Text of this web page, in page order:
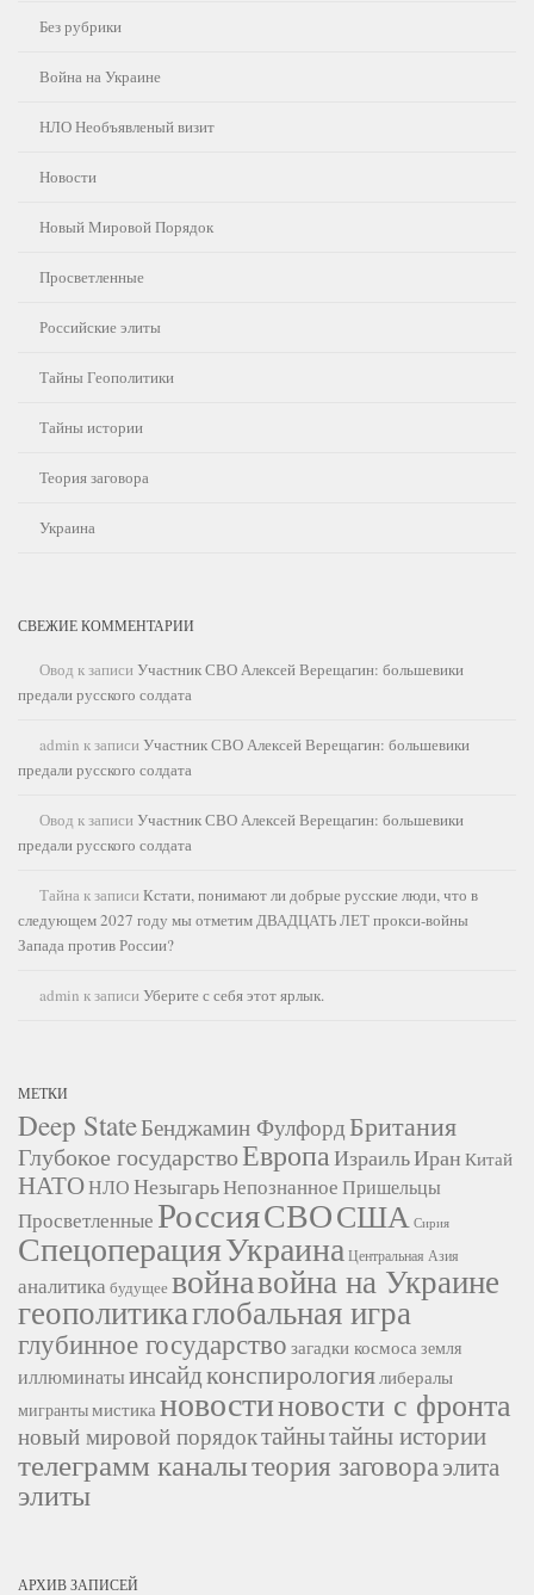
Без рубрики
Война на Украине
НЛО Необъявленый визит
Новости
Новый Мировой Порядок
Просветленные
Российские элиты
Тайны Геополитики
Тайны истории
Теория заговора
Украина
СВЕЖИЕ КОММЕНТАРИИ
Овод к записи Участник СВО Алексей Верещагин: большевики
предали русского солдата
admin к записи Участник СВО Алексей Верещагин: большевики
предали русского солдата
Овод к записи Участник СВО Алексей Верещагин: большевики
предали русского солдата
Тайна к записи Кстати, понимают ли добрые русские люди, что в
следующем 2027 году мы отметим ДВАДЦАТЬ ЛЕТ прокси-войны
Запада против России?
admin к записи Уберите с себя этот ярлык.
МЕТКИ
Deep StateБенджамин ФулфордБритания
Глубокое государствоЕвропаИзраильИран Китай
НАТОНЛОНезыгарьНепознанноеПришельцы
Просветленные РоссияСВОСША Сирия
СпецоперацияУкраина Центральная Азия
аналитика будущеевойнавойна на Украине
геополитикаглобальная игра
глубинное государство загадки космоса земля
иллюминатыинсайдконспирологиялибералы
мигрантымистика новостиновости с фронта
новый мировой порядоктайнытайны истории
телеграмм каналытеория заговораэлита
элиты
АРХИВ ЗАПИСЕЙ